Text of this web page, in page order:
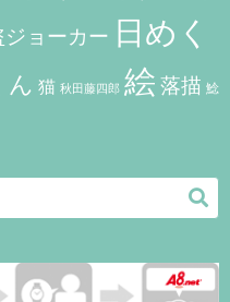
ョーカー 日めく
ん 猫 秋田藤四郎 絵落描 鯰
検